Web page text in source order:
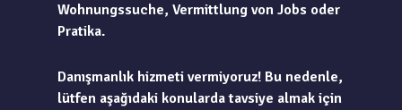
Wohnungssuche, Vermittlung von Jobs oder
Pratika.
Danışmanlık hizmeti vermiyoruz! Bu nedenle,
lütfen aşağıdaki konularda tavsiye almak için